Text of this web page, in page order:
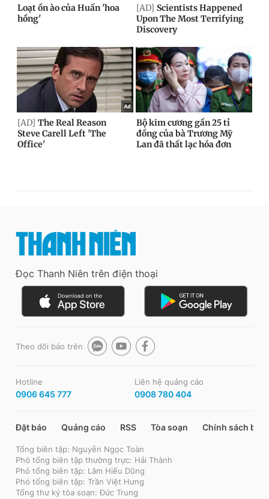
Đọc Thanh Niên trên điện thoại
Theo dõi báo trên
Hotline
0906 645 777
Liên hệ quảng cáo
0908 780 404
Đặt báo Quảng cáo RSS Tòa soạn Chính sách bảo
Tổng biên tập: Nguyễn Ngọc Toàn
Phó tổng biên tập thường trực: Hải Thành
Phó tổng biên tập: Lâm Hiếu Dũng
Phó tổng biên tập: Trần Việt Hưng
Tổng thư ký tòa soạn: Đức Trung